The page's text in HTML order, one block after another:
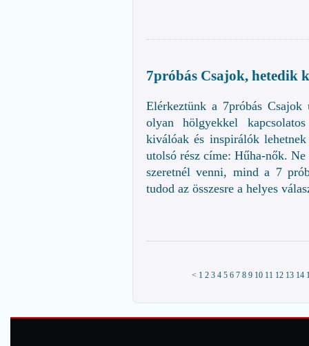
7próbás Csajok, hetedik
Elérkeztünk a 7próbás
olyan hölgyekkel
kiválóak és inspirálók
utolsó rész címe: Hűha-nők.
szeretnél venni, mind a 7
tudod az összesre a helyes
< 1 2 3 4 5 6 7 8 9 10 11 12 13 14